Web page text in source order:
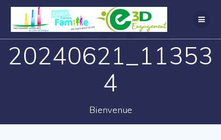
20240621_11353
4
Bienvenue